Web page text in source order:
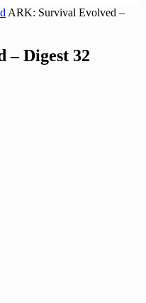
ARK: Survival Evolved –
– Digest 32